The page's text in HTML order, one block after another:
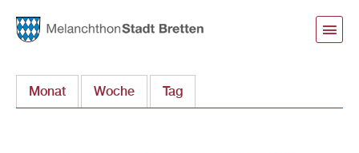
Monat Woche Tag